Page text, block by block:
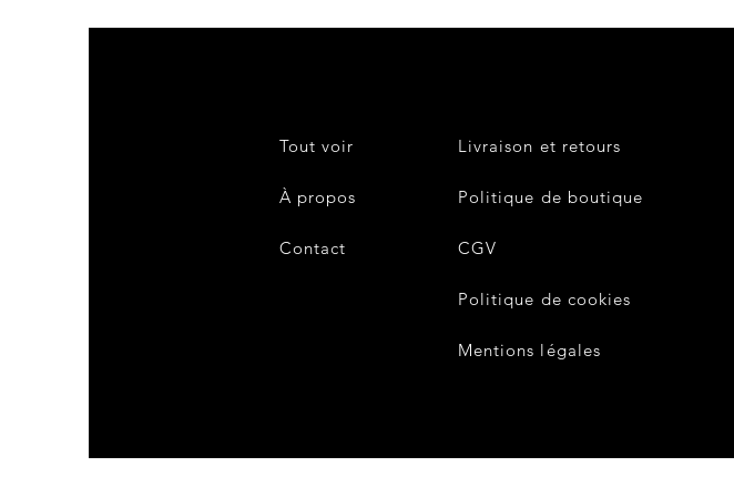
Tout voir
À propos
Contact
Livraison et retours
Politique de boutique
CGV
Politique de cookies
Mentions légales